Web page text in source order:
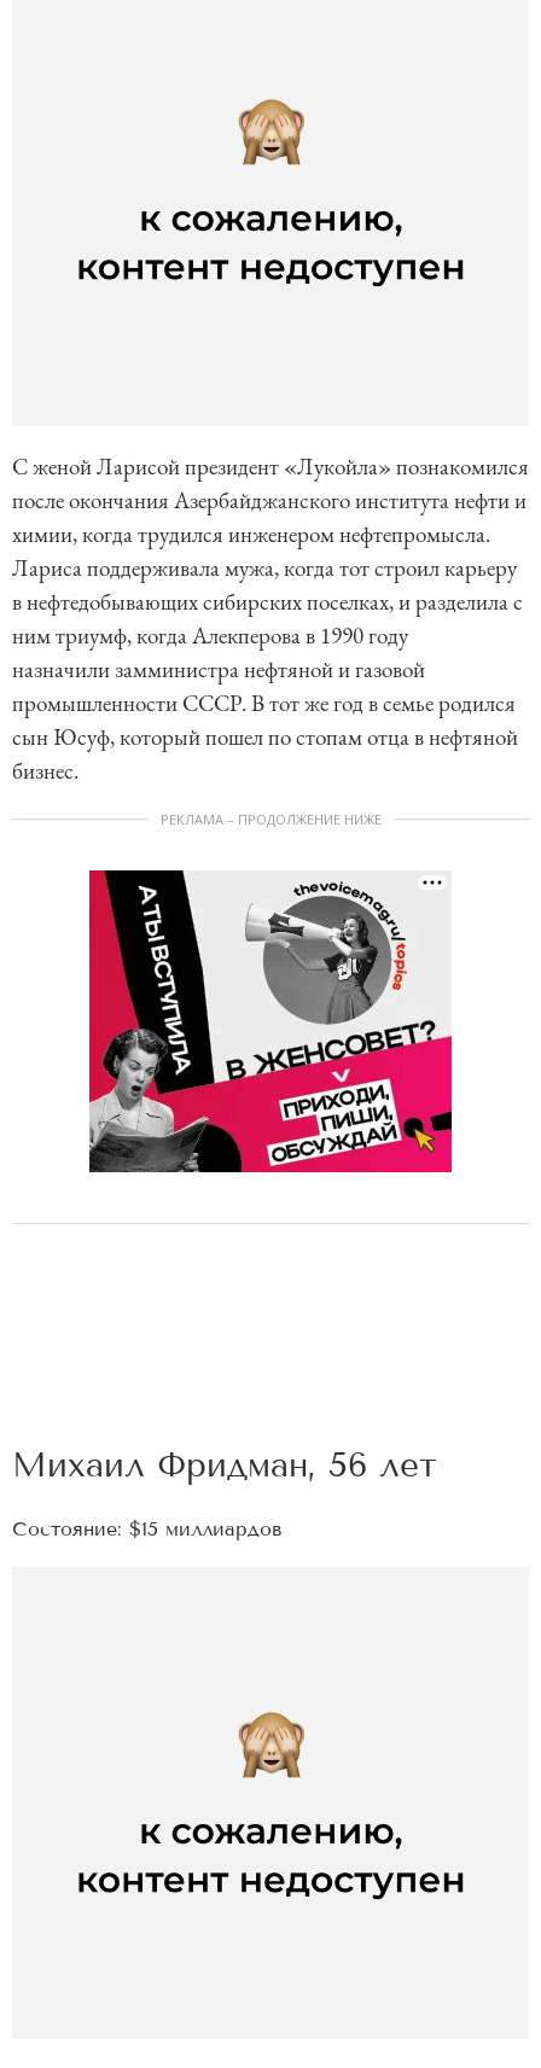
С женой Ларисой президент «Лукойла» познакомился
после окончания Азербайджанского института нефти и
химии, когда трудился инженером нефтепромысла.
Лариса поддерживала мужа, когда тот строил карьеру
в нефтедобывающих сибирских поселках, и разделила с
ним триумф, когда Алекперова в 1990 году
назначили замминистра нефтяной и газовой
промышленности СССР. В тот же год в семье родился
сын Юсуф, который пошел по стопам отца в нефтяной
бизнес.
РЕКЛАМА – ПРОДОЛЖЕНИЕ НИЖЕ
Михаил Фридман, 56 лет
Состояние: $15 миллиардов